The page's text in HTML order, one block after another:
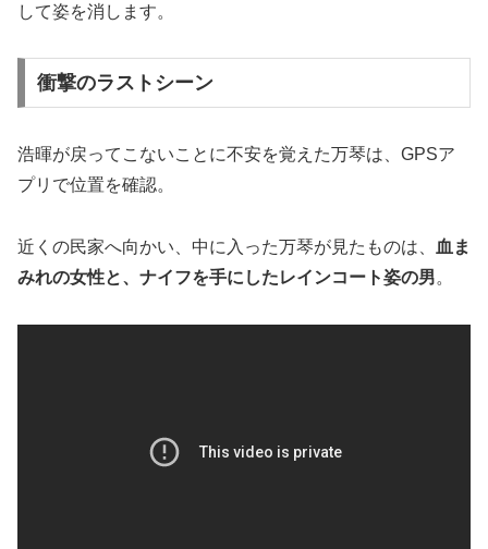
して姿を消します。
衝撃のラストシーン
浩暉が戻ってこないことに不安を覚えた万琴は、GPSア
プリで位置を確認。
近くの民家へ向かい、中に入った万琴が見たものは、
血ま
みれの女性と、ナイフを手にしたレインコート姿の男。